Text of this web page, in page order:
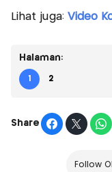
Lihat juga: Video
Halaman:
1 2
Share
Follow